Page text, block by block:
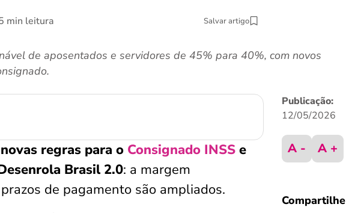
min leitura Salvar artigo
de aposentados e servidores de 45% para 40%, com novos
novas regras para o Consignado INSS e
Brasil 2.0: a margem
de pagamento são ampliados.
Publicação:
12/05/2026
A - A +
Compartilhe